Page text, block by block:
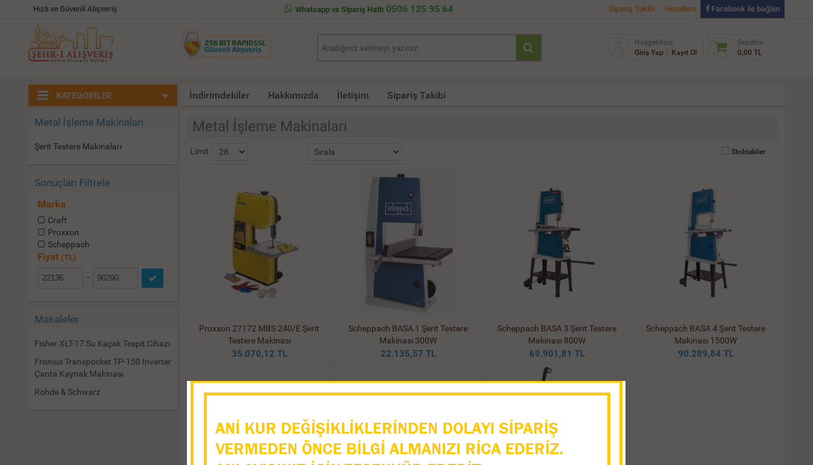
Hızlı ve Güvenli Alışveriş Whatsapp ve Sipariş Hattı 0506 125 95 64 Sipariş Takibi Hesabım Facebook ile bağlan
Sepetim
0,00 TL
Hoşgeldiniz
Giriş Yap
Kayıt Ol
KATEGORİLER İndirimdekiler Hakkımızda İletişim Sipariş Takibi
Metal İşleme Makinaları
Şerit Testere Makinaları
Sonuçları Filtrele
Marka
Craft
Proxxon
Scheppach
Fiyat (TL)
-
Makaleler
Fisher XLT-17 Su Kaçak Tespit Cihazı
Fronius Transpocket TP-150 Inverter
Çanta Kaynak Makinası
Rohde & Schwarz
Metal İşleme Makinaları
Limit: Stoktakiler
Proxxon 27172 MBS 240/E Şerit
Testere Makinası
35.070,12 TL
Scheppach BASA 1 Şerit Testere
Makinası 300W
22.135,57 TL
Scheppach BASA 3 Şerit Testere
Makinası 800W
69.901,81 TL
Scheppach BASA 4 Şerit Testere
Makinası 1500W
90.289,84 TL